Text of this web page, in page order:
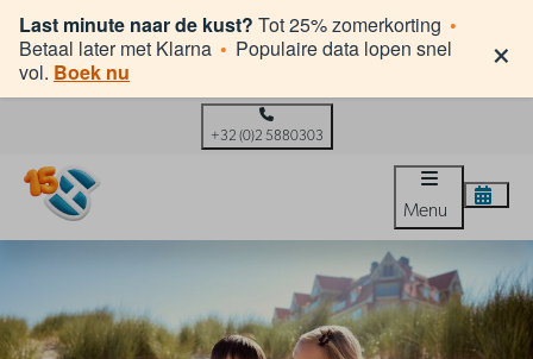
Last minute naar de kust? Tot 25% zomerkorting •
Betaal later met Klarna • Populaire data lopen snel
vol. Boek nu ×
+32 (0)2 5880303
Menu